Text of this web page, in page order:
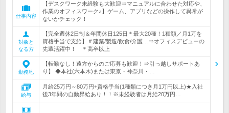
仕事内容
【デスクワーク未経験も大歓迎⇒マニュアルに合わせた対応や、
作業のオフィスワーク♪】ゲーム、アプリなどの操作して異常が
ないかチェック！
対象と
なる方
【完全週休2日制＆年間休日125日＊最大20種！1種類／月1万を
資格手当で支給】＃建築/製造/飲食/介護…⇒オフィスデビューの
先輩活躍中！ ＊高卒以上
勤務地
【転勤なし！遠方からのご応募も歓迎！⇒引っ越しサポートあ
り】 ◆本社(六本木)または東京・神奈川・…
給与
月給25万円～80万円+資格手当(1種類につき月1万円以上)★入社
後3年間の自動昇給あり！！※未経験者は月給20万円…